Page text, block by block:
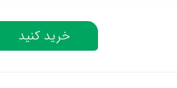
خرید کنید